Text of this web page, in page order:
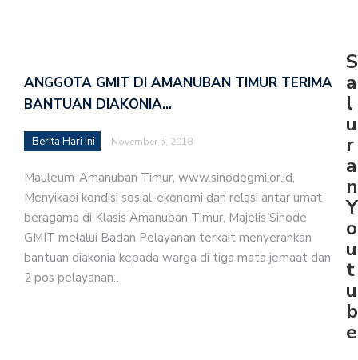
ANGGOTA GMIT DI AMANUBAN TIMUR TERIMA
BANTUAN DIAKONIA…
Berita Hari Ini November 5, 2018
Mauleum-Amanuban Timur, www.sinodegmi.or.id,
Menyikapi kondisi sosial-ekonomi dan relasi antar umat
beragama di Klasis Amanuban Timur, Majelis Sinode
GMIT melalui Badan Pelayanan terkait menyerahkan
bantuan diakonia kepada warga di tiga mata jemaat dan
2 pos pelayanan…
S
a
l
u
r
a
n
Y
o
u
t
u
b
e